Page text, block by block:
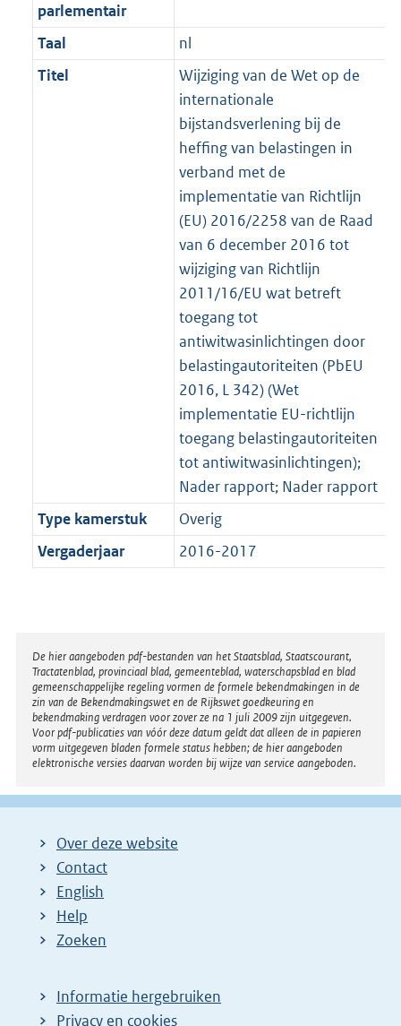
parlementair
Taal
nl
Titel
Wijziging van de Wet op de
internationale
bijstandsverlening bij de
heffing van belastingen in
verband met de
implementatie van Richtlijn
(EU) 2016/2258 van de Raad
van 6 december 2016 tot
wijziging van Richtlijn
2011/16/EU wat betreft
toegang tot
antiwitwasinlichtingen door
belastingautoriteiten (PbEU
2016, L 342) (Wet
implementatie EU-richtlijn
toegang belastingautoriteiten
tot antiwitwasinlichtingen);
Nader rapport; Nader rapport
Type kamerstuk
Overig
Vergaderjaar
2016-2017
Disclaimer
De hier aangeboden pdf-bestanden van het Staatsblad, Staatscourant,
Tractatenblad, provinciaal blad, gemeenteblad, waterschapsblad en blad
gemeenschappelijke regeling vormen de formele bekendmakingen in de
zin van de Bekendmakingswet en de Rijkswet goedkeuring en
bekendmaking verdragen voor zover ze na 1 juli 2009 zijn uitgegeven.
Voor pdf-publicaties van vóór deze datum geldt dat alleen de in papieren
vorm uitgegeven bladen formele status hebben; de hier aangeboden
elektronische versies daarvan worden bij wijze van service aangeboden.
Over deze website
Contact
English
Help
Zoeken
Informatie hergebruiken
Privacy en cookies